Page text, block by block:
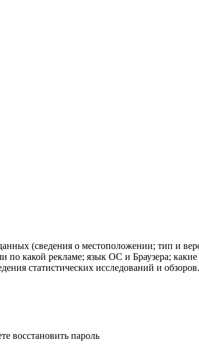
(сведения о местоположении; тип и
по какой рекламе; язык ОС и Браузера;
статистических исследований и
восстановить пароль